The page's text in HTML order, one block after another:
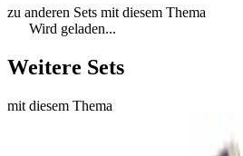
zu anderen Sets mit diesem Thema
Wird geladen...
Weitere Sets
mit diesem Thema